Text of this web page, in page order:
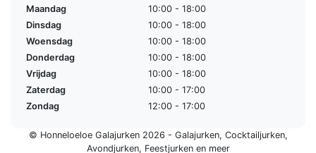
Maandag
10:00 - 18:00
Dinsdag
10:00 - 18:00
Woensdag
10:00 - 18:00
Donderdag
10:00 - 18:00
Vrijdag
10:00 - 18:00
Zaterdag
10:00 - 17:00
Zondag
12:00 - 17:00
© Honneloeloe Galajurken 2026 - Galajurken, Cocktailjurken,
Avondjurken, Feestjurkenen meer